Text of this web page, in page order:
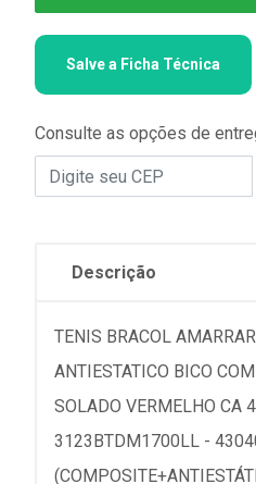
Salve a Ficha Técnica
Consulte as opções de
Descrição
TENIS BRACOL
ANTIESTATICO BICO
SOLADO VERMELHO CA
3123BTDM1700LL -